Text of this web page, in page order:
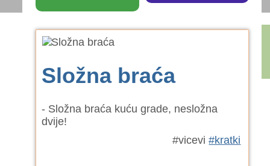
Složna braća
- Složna braća kuću grade, nesložna
dvije!
#vicevi#kratki